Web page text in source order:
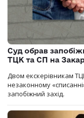
Суд обрав
ТЦК та СП на
Двом екскерівникам
незаконному
запобіжний захід.